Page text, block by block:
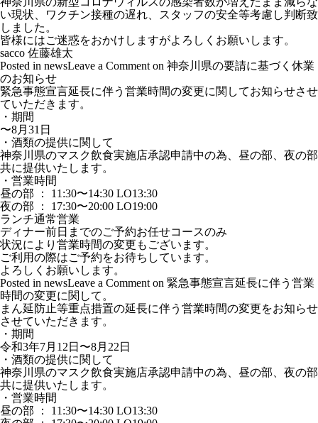
い現状、ワクチン接種の遅れ、スタッフの安全等考慮し判断致
しました。
皆様にはご迷惑をおかけしますがよろしくお願いします。
sacco 佐藤雄太
Posted in newsLeave a Commenton 神奈川県の要請に基づく休業
のお知らせ
緊急事態宣言延長に伴う営業時間の変更に関してお知らせさせ
ていただきます。
・期間
〜8月31日
・酒類の提供に関して
神奈川県のマスク飲食実施店承認申請中の為、昼の部、夜の部
共に提供いたします。
・営業時間
昼の部 ： 11:30〜14:30 LO13:30
夜の部 ： 17:30〜20:00 LO19:00
ランチ通常営業
ディナー前日までのご予約お任せコースのみ
状況により営業時間の変更もございます。
ご利用の際はご予約をお待ちしています。
よろしくお願いします。
Posted in newsLeave a Commenton 緊急事態宣言延長に伴う営業
時間の変更に関して。
まん延防止等重点措置の延長に伴う営業時間の変更をお知らせ
させていただきます。
・期間
令和3年7月12日〜8月22日
・酒類の提供に関して
神奈川県のマスク飲食実施店承認申請中の為、昼の部、夜の部
共に提供いたします。
・営業時間
昼の部 ： 11:30〜14:30 LO13:30